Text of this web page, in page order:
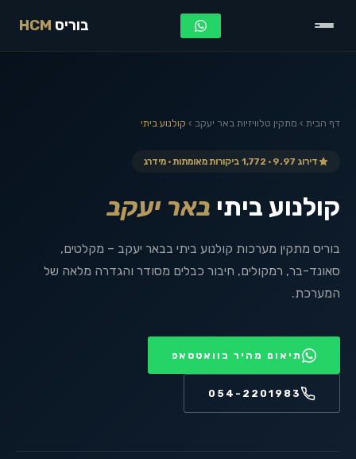
בוריס HCM
דף הבית › מתקין טלוויזיות באר יעקב › קולנוע ביתי
דירוג 9.97 · 1,772 ביקורות מאומתות · מידרג
קולנוע ביתי באר יעקב
בוריס מתקין מערכות קולנוע ביתי בבאר יעקב – מקלטים,
סאונד-בר, רמקולים, חיבור כבלים מסודר והגדרה מלאה של
המערכת.
תיאום מהיר בוואטסאפ
054-2201983